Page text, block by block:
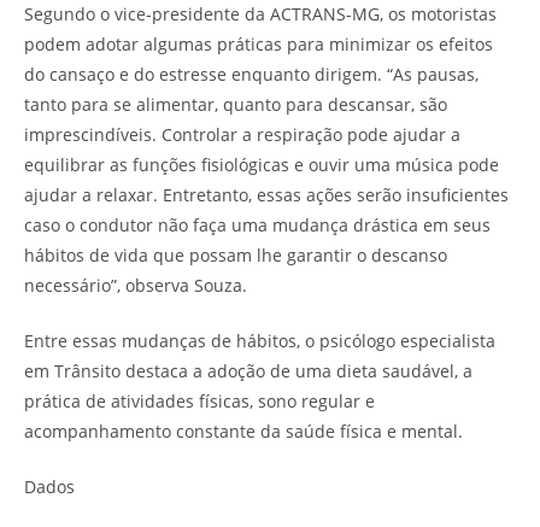
Segundo o vice-presidente da ACTRANS-MG, os motoristas
podem adotar algumas práticas para minimizar os efeitos
do cansaço e do estresse enquanto dirigem. “As pausas,
tanto para se alimentar, quanto para descansar, são
imprescindíveis. Controlar a respiração pode ajudar a
equilibrar as funções fisiológicas e ouvir uma música pode
ajudar a relaxar. Entretanto, essas ações serão insuficientes
caso o condutor não faça uma mudança drástica em seus
hábitos de vida que possam lhe garantir o descanso
necessário”, observa Souza.
Entre essas mudanças de hábitos, o psicólogo especialista
em Trânsito destaca a adoção de uma dieta saudável, a
prática de atividades físicas, sono regular e
acompanhamento constante da saúde física e mental.
Dados